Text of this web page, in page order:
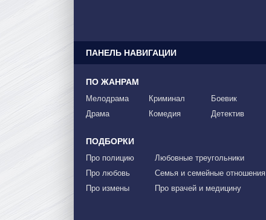
ПАНЕЛЬ НАВИГАЦИИ
ПО ЖАНРАМ
Мелодрама
Драма
Криминал
Комедия
Боевик
Детектив
ПОДБОРКИ
Про полицию
Про любовь
Про измены
Любовные треугольники
Семья и семейные отношения
Про врачей и медицину